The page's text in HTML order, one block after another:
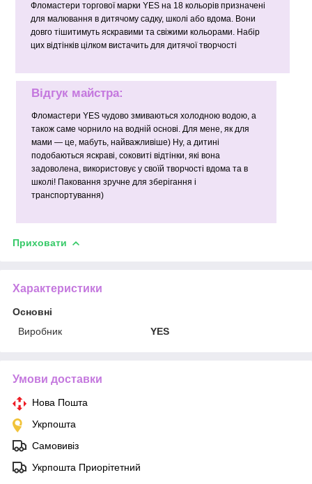
Фломастери торгової марки YES на 18 кольорів призначені
для малювання в дитячому садку, школі або вдома. Вони
довго тішитимуть яскравими та свіжими кольорами. Набір
цих відтінків цілком вистачить для дитячої творчості
Відгук майстра:
Фломастери YES чудово змиваються холодною водою, а
також саме чорнило на водній основі. Для мене, як для
мами — це, мабуть, найважливіше) Ну, а дитині
подобаються яскраві, соковиті відтінки, які вона
задоволена, використовує у своїй творчості вдома та в
школі! Паковання зручне для зберігання і
транспортування)
Приховати
Характеристики
Основні
Виробник
YES
Умови доставки
Нова Пошта
Укрпошта
Самовивіз
Укрпошта Приорітетний